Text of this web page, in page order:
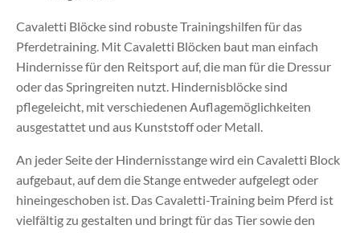
Cavaletti Blöcke sind robuste Trainingshilfen für das
Pferdetraining. Mit Cavaletti Blöcken baut man einfach
Hindernisse für den Reitsport auf, die man für die Dressur
oder das Springreiten nutzt. Hindernisblöcke sind
pflegeleicht, mit verschiedenen Auflagemöglichkeiten
ausgestattet und aus Kunststoff oder Metall.
An jeder Seite der Hindernisstange wird ein Cavaletti Block
aufgebaut, auf dem die Stange entweder aufgelegt oder
hineingeschoben ist. Das Cavaletti-Training beim Pferd ist
vielfältig zu gestalten und bringt für das Tier sowie den